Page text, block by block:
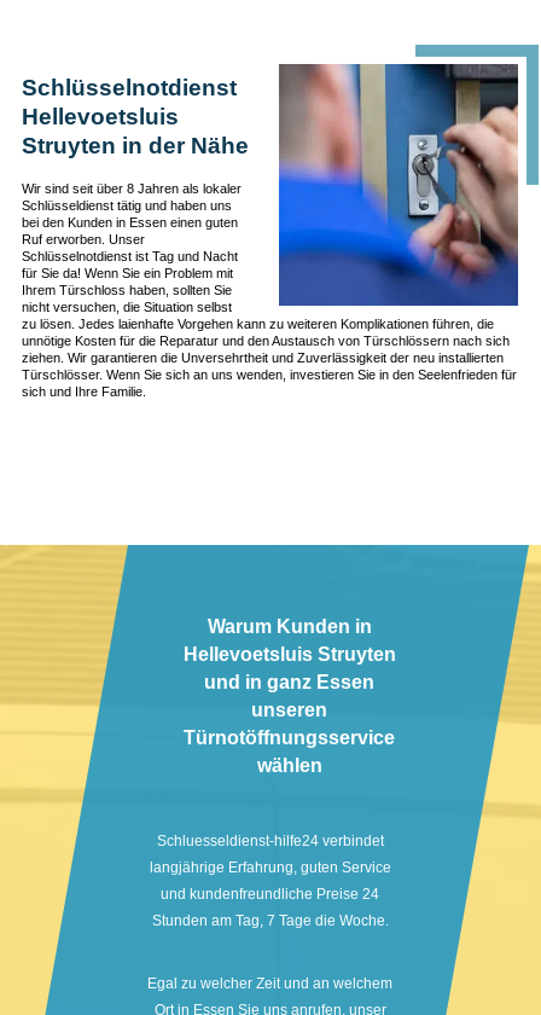
Schlüsselnotdienst
Hellevoetsluis
Struyten in der Nähe
Wir sind seit über 8 Jahren als lokaler
Schlüsseldienst tätig und haben uns
bei den Kunden in Essen einen guten
Ruf erworben. Unser
Schlüsselnotdienst ist Tag und Nacht
für Sie da! Wenn Sie ein Problem mit
Ihrem Türschloss haben, sollten Sie
nicht versuchen, die Situation selbst
zu lösen. Jedes laienhafte Vorgehen kann zu weiteren Komplikationen führen, die
unnötige Kosten für die Reparatur und den Austausch von Türschlössern nach sich
ziehen. Wir garantieren die Unversehrtheit und Zuverlässigkeit der neu installierten
Türschlösser. Wenn Sie sich an uns wenden, investieren Sie in den Seelenfrieden für
sich und Ihre Familie.
Warum Kunden in
Hellevoetsluis Struyten
und in ganz Essen
unseren
Türnotöffnungsservice
wählen
Schluesseldienst-hilfe24 verbindet
langjährige Erfahrung, guten Service
und kundenfreundliche Preise 24
Stunden am Tag, 7 Tage die Woche.
Egal zu welcher Zeit und an welchem
Ort in Essen Sie uns anrufen, unser